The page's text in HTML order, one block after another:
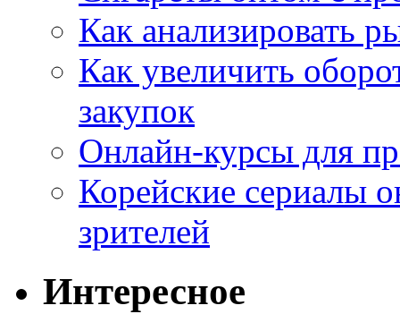
Как анализировать
Как увеличить
закупок
Онлайн-курсы для
Корейские сериалы
зрителей
Интересное